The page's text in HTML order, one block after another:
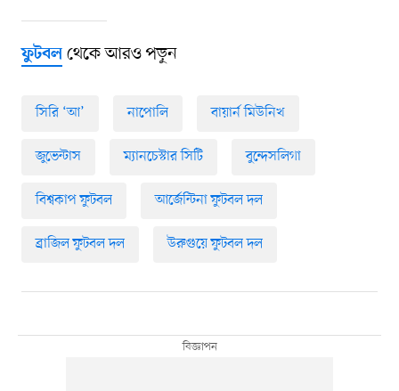
ফুটবলথেকে আরও পড়ুন
সিরি ‘আ’ নাপোলি বায়ার্ন মিউনিখ
জুভেন্টাস ম্যানচেস্টার সিটি বুন্দেসলিগা
বিশ্বকাপ ফুটবল আর্জেন্টিনা ফুটবল দল
ব্রাজিল ফুটবল দল উরুগুয়ে ফুটবল দল